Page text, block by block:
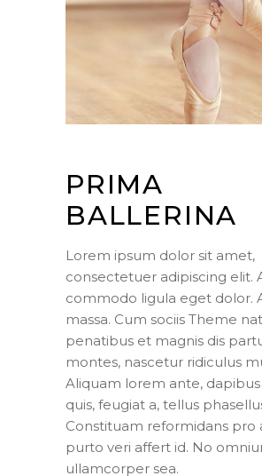
PRIMA
BALLERINA
Lorem ipsum dolor sit amet,
consectetuer adipiscing elit.
commodo ligula eget dolor.
massa. Cum sociis Theme
penatibus et magnis dis
montes, nascetur ridiculus
Aliquam lorem ante, dapibus
quis, feugiat a, tellus
Constituam reformidans pro
purto veri affert id. No
ullamcorper sea.